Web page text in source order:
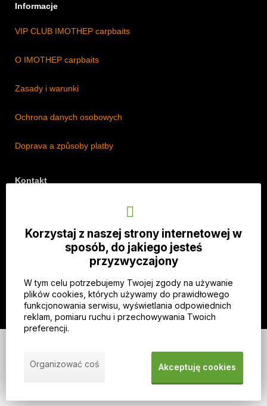
Informacje
VIP CLUB IMOTHEP carpbaits
O IMOTHEP carpbaits
Zasady i warunki
Ochrona danych osobowych
Doprava a způsoby platby
Kontakt
E-mail: info@imothep.cz
Nasz Instagram
Korzystaj z naszej strony internetowej w
sposób, do jakiego jesteś
przyzwyczajony
W tym celu potrzebujemy Twojej zgody na używanie
plików cookies, których używamy do prawidłowego
funkcjonowania serwisu, wyświetlania odpowiednich
reklam, pomiaru ruchu i przechowywania Twoich
preferencji.
Organizować coś Akceptuję cookies